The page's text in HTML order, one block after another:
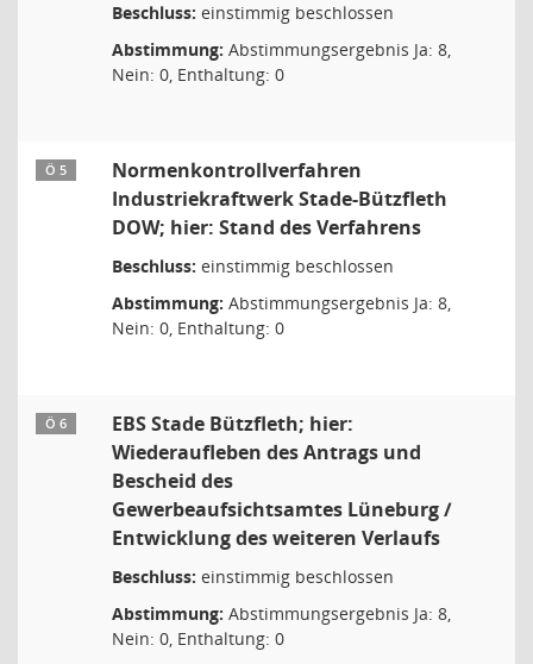
Beschluss: einstimmig beschlossen
Abstimmung: Abstimmungsergebnis Ja: 8,
Nein: 0, Enthaltung: 0
Ö 5
Normenkontrollverfahren
Industriekraftwerk Stade-Bützfleth
DOW; hier: Stand des Verfahrens
Beschluss: einstimmig beschlossen
Abstimmung: Abstimmungsergebnis Ja: 8,
Nein: 0, Enthaltung: 0
Ö 6
EBS Stade Bützfleth; hier:
Wiederaufleben des Antrags und
Bescheid des
Gewerbeaufsichtsamtes Lüneburg /
Entwicklung des weiteren Verlaufs
Beschluss: einstimmig beschlossen
Abstimmung: Abstimmungsergebnis Ja: 8,
Nein: 0, Enthaltung: 0